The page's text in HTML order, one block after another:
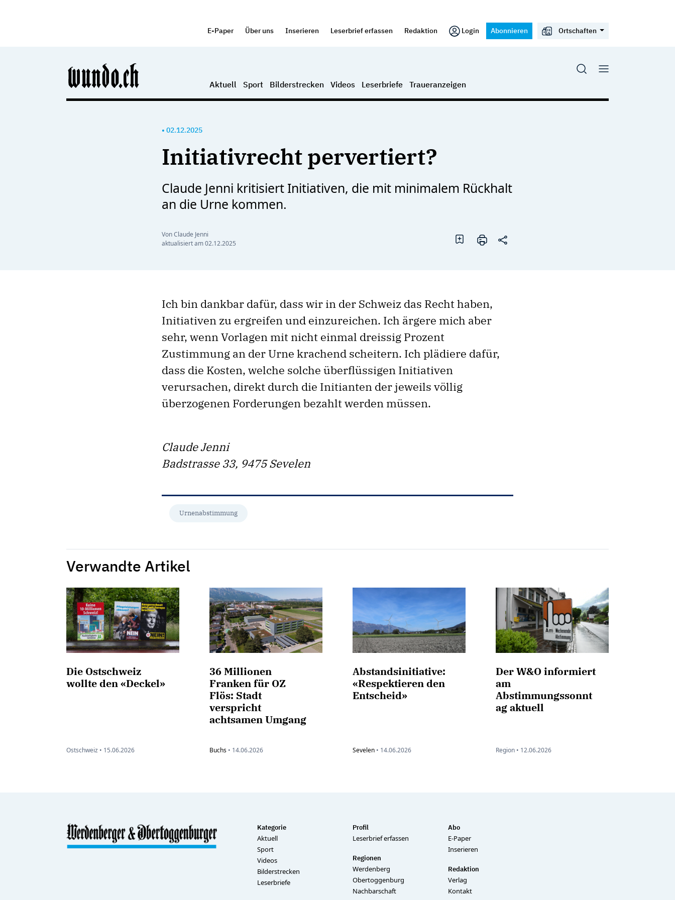
E-Paper Über uns Inserieren Leserbrief erfassen Redaktion Login Abonnieren Ortschaften
Aktuell Sport Bilderstrecken Videos Leserbriefe Traueranzeigen
• 02.12.2025
Initiativrecht pervertiert?
Claude Jenni kritisiert Initiativen, die mit minimalem Rückhalt
an die Urne kommen.
Von Claude Jenni
aktualisiert am02.12.2025
Ich bin dankbar dafür, dass wir in der Schweiz das Recht haben,
Initiativen zu ergreifen und einzureichen. Ich ärgere mich aber
sehr, wenn Vorlagen mit nicht einmal dreissig Prozent
Zustimmung an der Urne krachend scheitern. Ich plädiere dafür,
dass die Kosten, welche solche überflüssigen Initiativen
verursachen, direkt durch die Initianten der jeweils völlig
überzogenen Forderungen bezahlt werden müssen.
Claude Jenni
Badstrasse 33, 9475 Sevelen
Urnenabstimmung
Verwandte Artikel
Die Ostschweiz
wollte den «Deckel»
Ostschweiz • 15.06.2026
36 Millionen
Franken für OZ
Flös: Stadt
verspricht
achtsamen Umgang
Buchs • 14.06.2026
Abstandsinitiative:
«Respektieren den
Entscheid»
Sevelen • 14.06.2026
Der W&O informiert
am
Abstimmungssonnt
ag aktuell
Region • 12.06.2026
Kategorie
Aktuell
Sport
Videos
Bilderstrecken
Leserbriefe
Profil
Leserbrief erfassen
Regionen
Werdenberg
Obertoggenburg
Nachbarschaft
Abo
E-Paper
Inserieren
Redaktion
Verlag
Kontakt